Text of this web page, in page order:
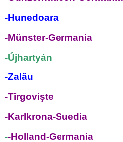
-Hunedoara
-Münster-Germania
-Újhartyán
-Zalău
-Tîrgovişte
-Karlkrona-Suedia
--Holland-Germania